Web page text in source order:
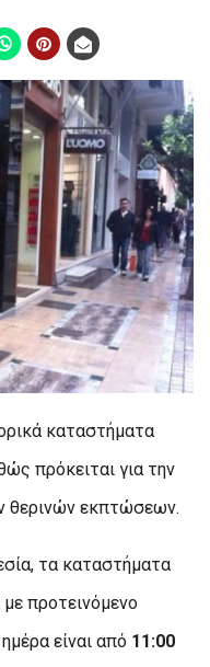
καταστήματα
πρόκειται για την
θερινών εκπτώσεων.
τα καταστήματα
προτεινόμενο
είναι από 11:00